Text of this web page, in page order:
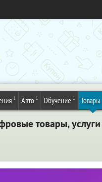
1 Авто 1 Обучение 1 Товары
товары,